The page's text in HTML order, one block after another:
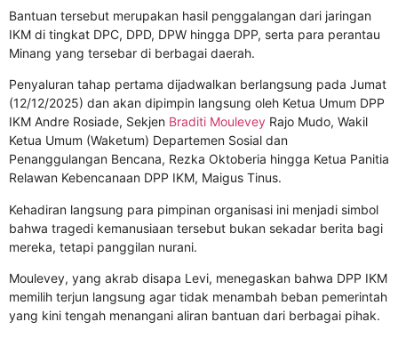
Bantuan tersebut merupakan hasil penggalangan dari jaringan
IKM di tingkat DPC, DPD, DPW hingga DPP, serta para perantau
Minang yang tersebar di berbagai daerah.
Penyaluran tahap pertama dijadwalkan berlangsung pada Jumat
(12/12/2025) dan akan dipimpin langsung oleh Ketua Umum DPP
IKM Andre Rosiade, Sekjen Braditi Moulevey Rajo Mudo, Wakil
Ketua Umum (Waketum) Departemen Sosial dan
Penanggulangan Bencana, Rezka Oktoberia hingga Ketua Panitia
Relawan Kebencanaan DPP IKM, Maigus Tinus.
Kehadiran langsung para pimpinan organisasi ini menjadi simbol
bahwa tragedi kemanusiaan tersebut bukan sekadar berita bagi
mereka, tetapi panggilan nurani.
Moulevey, yang akrab disapa Levi, menegaskan bahwa DPP IKM
memilih terjun langsung agar tidak menambah beban pemerintah
yang kini tengah menangani aliran bantuan dari berbagai pihak.